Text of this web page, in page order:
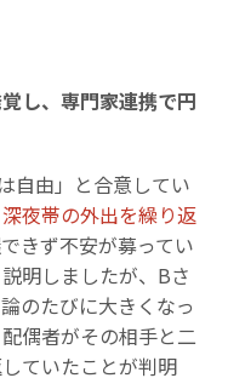
し、専門家連携で円
自由」と合意してい
夜帯の外出を繰り返
きず不安が募ってい
明しましたが、Bさ
のたびに大きくなっ
偶者がその相手と二
ていたことが判明